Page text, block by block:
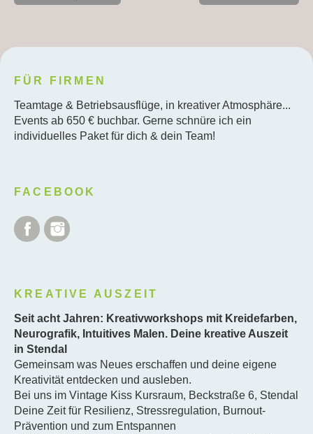
FÜR FIRMEN
Teamtage & Betriebsausflüge, in kreativer Atmosphäre...
Events ab 650 € buchbar. Gerne schnüre ich ein
individuelles Paket für dich & dein Team!
FACEBOOK
Facebook
KREATIVE AUSZEIT
Seit acht Jahren: Kreativworkshops mit Kreidefarben,
Neurografik, Intuitives Malen. Deine kreative Auszeit
in Stendal
Gemeinsam was Neues erschaffen und deine eigene
Kreativität entdecken und ausleben.
Bei uns im Vintage Kiss Kursraum, Beckstraße 6, Stendal
Deine Zeit für Resilienz, Stressregulation, Burnout-
Prävention und zum Entspannen